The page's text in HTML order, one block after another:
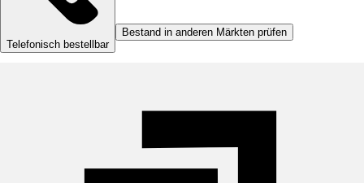
Telefonisch bestellbar
Bestand in anderen Märkten prüfen